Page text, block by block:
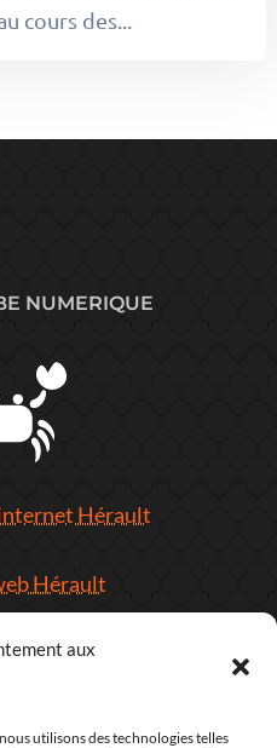
aux
utilisons des technologies telles
cours des...
NUMERIQUE
Hérault
Hérault
Plan du site